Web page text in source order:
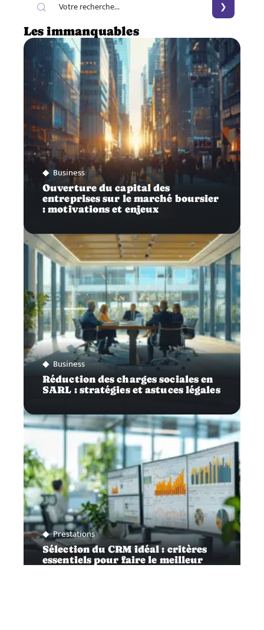
Les immanquables
Business
Ouverture du capital des
entreprises sur le marché boursier
: motivations et enjeux
Business
Réduction des charges sociales en
SARL : stratégies et astuces légales
Prestations
Sélection du CRM idéal : critères
essentiels pour faire le meilleur